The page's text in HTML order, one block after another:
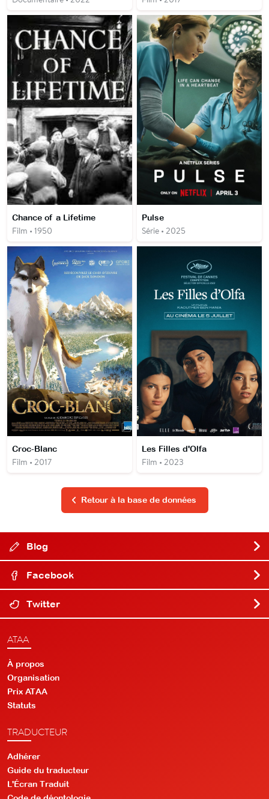
Chance of a Lifetime
Film • 1950
Pulse
Série • 2025
Croc-Blanc
Film • 2017
Les Filles d'Olfa
Film • 2023
Retour à la base de données
Blog
Facebook
Twitter
ATAA
À propos
Organisation
Prix ATAA
Statuts
TRADUCTEUR
Adhérer
Guide du traducteur
L'Écran Traduit